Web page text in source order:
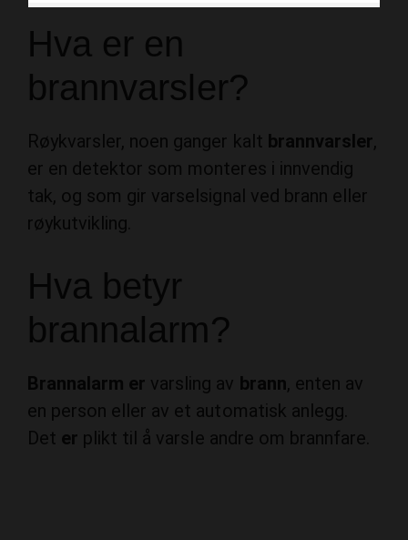
brannvarsler?
Røykvarsler, noen ganger kalt
er en detektor som monteres i innvendig
tak, og som gir varselsignal ved brann eller
røykutvikling.
Hva betyr
brannalarm?
Brannalarm er varsling av
en person eller av et automatisk anlegg.
plikt til å varsle andre om brannfare.